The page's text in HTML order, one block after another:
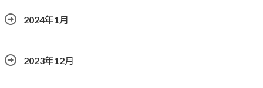
2024年1月
2023年12月